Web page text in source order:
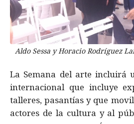
Aldo Sessa y Horacio Rodríguez
La Semana del arte incluirá
internacional que incluye
talleres, pasantías y que
actores de la cultura y al